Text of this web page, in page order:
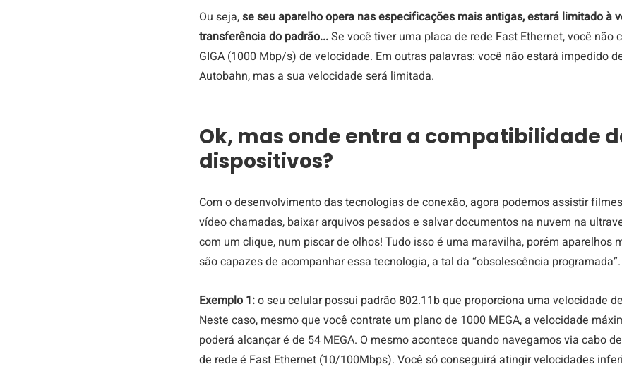
Ou seja, se seu aparelho opera nas especificações mais antigas, estará limitado à
transferência do padrão... Se você tiver uma placa de rede Fast Ethernet, você não
GIGA (1000 Mbp/s) de velocidade. Em outras palavras: você não estará impedido
Autobahn, mas a sua velocidade será limitada.
Ok, mas onde entra a compatibilidade
dispositivos?
Com o desenvolvimento das tecnologias de conexão, agora podemos assistir
vídeo chamadas, baixar arquivos pesados e salvar documentos na nuvem na
com um clique, num piscar de olhos! Tudo isso é uma maravilha, porém aparelhos
são capazes de acompanhar essa tecnologia, a tal da “obsolescência programada”.
Exemplo 1: o seu celular possui padrão 802.11b que proporciona uma velocidade
Neste caso, mesmo que você contrate um plano de 1000 MEGA, a velocidade
poderá alcançar é de 54 MEGA. O mesmo acontece quando navegamos via cabo
de rede é Fast Ethernet (10/100Mbps). Você só conseguirá atingir velocidades